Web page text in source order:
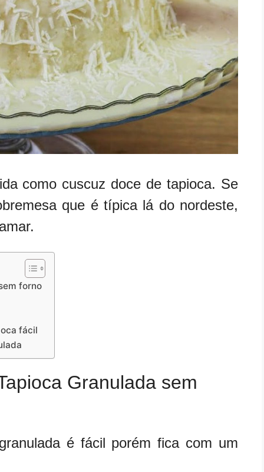
como cuscuz doce de tapioca. Se
que é típica lá do nordeste,
forno
fácil
Granulada sem
é fácil porém fica com um